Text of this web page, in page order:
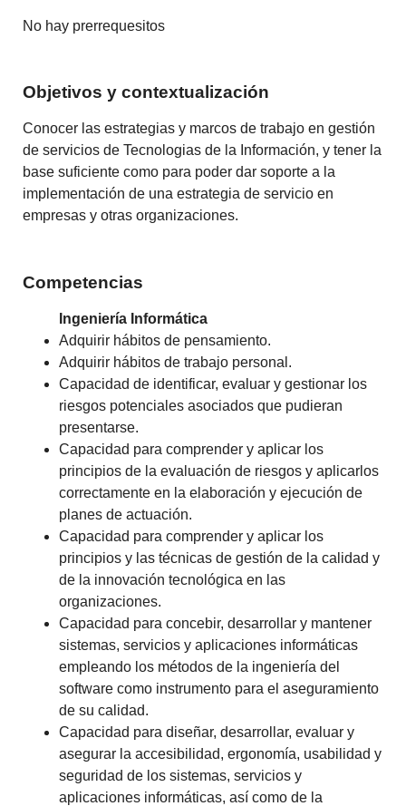
No hay prerrequesitos
Objetivos y contextualización
Conocer las estrategias y marcos de trabajo en gestión
de servicios de Tecnologias de la Información, y tener la
base suficiente como para poder dar soporte a la
implementación de una estrategia de servicio en
empresas y otras organizaciones.
Competencias
Ingeniería Informática
Adquirir hábitos de pensamiento.
Adquirir hábitos de trabajo personal.
Capacidad de identificar, evaluar y gestionar los
riesgos potenciales asociados que pudieran
presentarse.
Capacidad para comprender y aplicar los
principios de la evaluación de riesgos y aplicarlos
correctamente en la elaboración y ejecución de
planes de actuación.
Capacidad para comprender y aplicar los
principios y las técnicas de gestión de la calidad y
de la innovación tecnológica en las
organizaciones.
Capacidad para concebir, desarrollar y mantener
sistemas, servicios y aplicaciones informáticas
empleando los métodos de la ingeniería del
software como instrumento para el aseguramiento
de su calidad.
Capacidad para diseñar, desarrollar, evaluar y
asegurar la accesibilidad, ergonomía, usabilidad y
seguridad de los sistemas, servicios y
aplicaciones informáticas, así como de la